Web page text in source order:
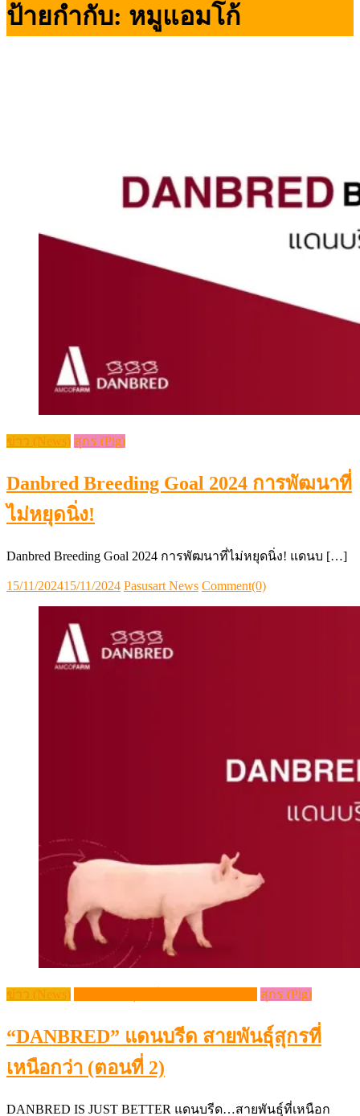
ป้ายกำกับ: หมูแอมโก้
ข่าว (News) สุกร (Pig)
Danbred Breeding Goal 2024 การพัฒนาที่
ไม่หยุดนิ่ง!
Danbred Breeding Goal 2024 การพัฒนาที่ไม่หยุดนิ่ง! แดนบ […]
Posted
15/11/202415/11/2024 Author
Pasusart News Comment(0)
ข่าว (News) สุกร (Pig)
“DANBRED” แดนบรีด สายพันธุ์สุกรที่
เหนือกว่า (ตอนที่ 2)
DANBRED IS JUST BETTER แดนบรีด…สายพันธุ์ที่เหนือก